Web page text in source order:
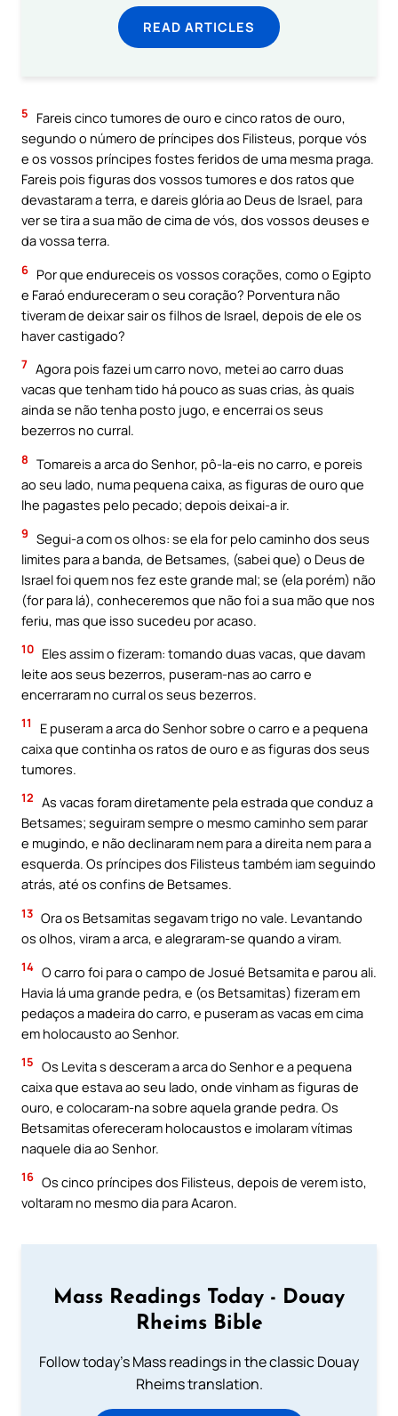
READ ARTICLES
5
Fareis cinco tumores de ouro e cinco ratos de ouro,
segundo o número de príncipes dos Filisteus, porque vós
e os vossos príncipes fostes feridos de uma mesma praga.
Fareis pois figuras dos vossos tumores e dos ratos que
devastaram a terra, e dareis glória ao Deus de Israel, para
ver se tira a sua mão de cima de vós, dos vossos deuses e
da vossa terra.
6 Por que endureceis os vossos corações, como o Egipto
e Faraó endureceram o seu coração? Porventura não
tiveram de deixar sair os filhos de Israel, depois de ele os
haver castigado?
7 Agora pois fazei um carro novo, metei ao carro duas
vacas que tenham tido há pouco as suas crias, às quais
ainda se não tenha posto jugo, e encerrai os seus
bezerros no curral.
8 Tomareis a arca do Senhor, pô-la-eis no carro, e poreis
ao seu lado, numa pequena caixa, as figuras de ouro que
lhe pagastes pelo pecado; depois deixai-a ir.
9 Segui-a com os olhos: se ela for pelo caminho dos seus
limites para a banda, de Betsames, (sabei que) o Deus de
Israel foi quem nos fez este grande mal; se (ela porém) não
(for para lá), conheceremos que não foi a sua mão que nos
feriu, mas que isso sucedeu por acaso.
10 Eles assim o fizeram: tomando duas vacas, que davam
leite aos seus bezerros, puseram-nas ao carro e
encerraram no curral os seus bezerros.
11
E puseram a arca do Senhor sobre o carro e a pequena
caixa que continha os ratos de ouro e as figuras dos seus
tumores.
12 As vacas foram diretamente pela estrada que conduz a
Betsames; seguiram sempre o mesmo caminho sem parar
e mugindo, e não declinaram nem para a direita nem para a
esquerda. Os príncipes dos Filisteus também iam seguindo
atrás, até os confins de Betsames.
13 Ora os Betsamitas segavam trigo no vale. Levantando
os olhos, viram a arca, e alegraram-se quando a viram.
14 O carro foi para o campo de Josué Betsamita e parou ali.
Havia lá uma grande pedra, e (os Betsamitas) fizeram em
pedaços a madeira do carro, e puseram as vacas em cima
em holocausto ao Senhor.
15 Os Levita s desceram a arca do Senhor e a pequena
caixa que estava ao seu lado, onde vinham as figuras de
ouro, e colocaram-na sobre aquela grande pedra. Os
Betsamitas ofereceram holocaustos e imolaram vítimas
naquele dia ao Senhor.
16 Os cinco príncipes dos Filisteus, depois de verem isto,
voltaram no mesmo dia para Acaron.
Mass Readings Today - Douay
Rheims Bible
Follow today's Mass readings in the classic Douay
Rheims translation.